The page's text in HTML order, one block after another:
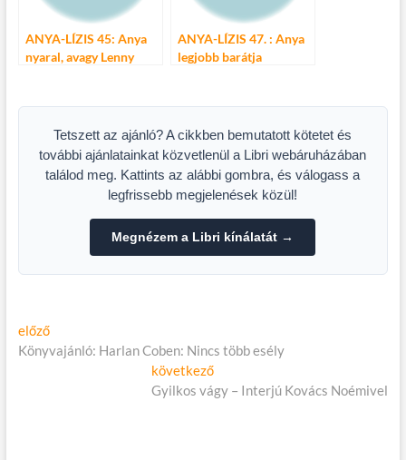
ANYA-LÍZIS 45: Anya
nyaral, avagy Lenny
ANYA-LÍZIS 47. : Anya
legjobb barátja
Tetszett az ajánló? A cikkben bemutatott kötetet és
további ajánlatainkat közvetlenül a Libri webáruházában
találod meg. Kattints az alábbi gombra, és válogass a
legfrissebb megjelenések közül!
Megnézem a Libri kínálatát →
Bejegyzés
navigáció
előzőElőző
cikk:
Könyvajánló: Harlan Coben: Nincs több esély
következőKövetkező
cikk:
Gyilkos vágy – Interjú Kovács Noémivel